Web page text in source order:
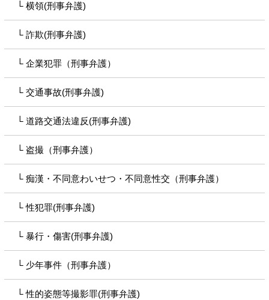
横領(刑事弁護)
詐欺(刑事弁護)
企業犯罪（刑事弁護）
交通事故(刑事弁護)
道路交通法違反(刑事弁護)
盗撮（刑事弁護）
痴漢・不同意わいせつ・不同意性交（刑事弁護）
性犯罪(刑事弁護)
暴行・傷害(刑事弁護)
少年事件（刑事弁護）
性的姿態等撮影罪(刑事弁護)